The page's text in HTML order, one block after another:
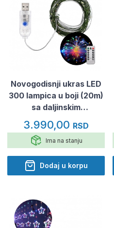
Novogodisnji ukras LED
300 lampica u boji (20m)
sa daljinskim
upravljacem (USB
napajanje)
3.990,00 RSD
Ima na stanju
Dodaj u korpu